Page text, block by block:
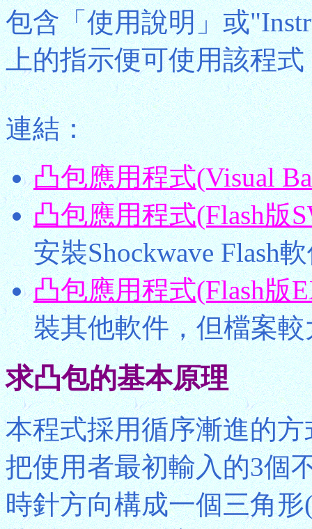
包含「使用說明」或
上的指示便可使用該程
連結：
凸包應用程式(Visual
凸包應用程式(Flash版
安裝Shockwave Flash
凸包應用程式(Flash版
裝其他軟件，但檔案較
求凸包的基本原理
本程式採用循序漸進的
把使用者最初輸入的3個
時針方向構成一個三角